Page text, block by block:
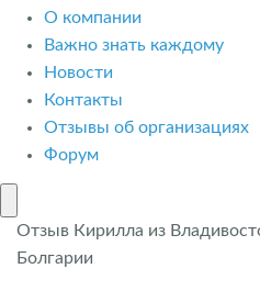
О компании
Важно знать каждому
Новости
Контакты
Отзывы об организациях
Форум
Отзыв Кирилла из
Болгарии